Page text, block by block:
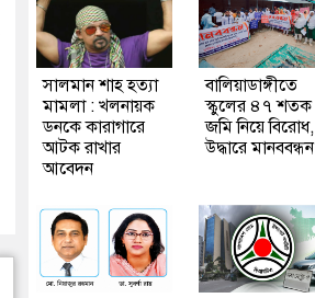
সালমান শাহ হত্যা
মামলা : খলনায়ক
ডনকে কারাগারে
আটক রাখার
আবেদন
বালিয়াডাঙ্গীতে
স্কুলের ৪৭ শতক
জমি নিয়ে বিরোধ,
উদ্ধারে মানববন্ধন